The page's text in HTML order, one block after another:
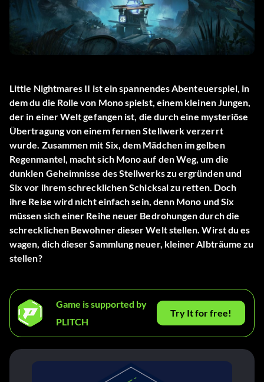
Little Nightmares II ist ein spannendes Abenteuerspiel, in
dem du die Rolle von Mono spielst, einem kleinen Jungen,
der in einer Welt gefangen ist, die durch eine mysteriöse
Übertragung von einem fernen Stellwerk verzerrt
wurde. Zusammen mit Six, dem Mädchen im gelben
Regenmantel, macht sich Mono auf den Weg, um die
dunklen Geheimnisse des Stellwerks zu ergründen und
Six vor ihrem schrecklichen Schicksal zu retten. Doch
ihre Reise wird nicht einfach sein, denn Mono und Six
müssen sich einer Reihe neuer Bedrohungen durch die
schrecklichen Bewohner dieser Welt stellen. Wirst du es
wagen, dich dieser Sammlung neuer, kleiner Albträume zu
stellen?
Game is supported by
PLITCH
Try It for free!